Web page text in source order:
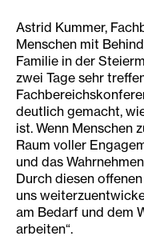
Astrid Kummer,
Menschen mit
Familie in der
zwei Tage sehr
deutlich gemacht,
ist. Wenn Menschen
Raum voller
und das
Durch diesen
uns
am Bedarf und dem
arbeiten“.